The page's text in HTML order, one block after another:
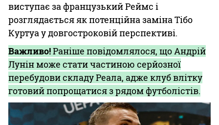
виступає за французький Реймс і
розглядається як потенційна заміна Тібо
Куртуа у довгостроковій перспективі.
Важливо!Раніше повідомлялося, що Андрій
Лунін може стати частиною серйозної
перебудови складу Реала, адже клуб влітку
готовий попрощатися з рядом футболістів.